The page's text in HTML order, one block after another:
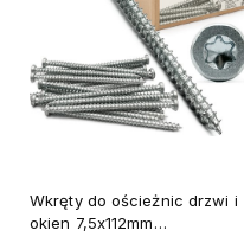
Wkręty do ościeżnic drzwi i
okien 7,5x112mm